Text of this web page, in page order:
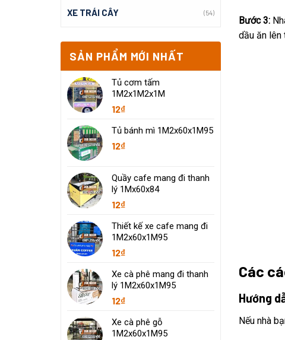
XE TRÁI CÂY (54)
SẢN PHẨM MỚI NHẤT
Tủ cơm tấm
1M2x1M2x1M
12₫
Tủ bánh mì 1M2x60x1M95
12₫
Quầy cafe mang đi thanh
lý 1Mx60x84
12₫
Thiết kế xe cafe mang đi
1M2x60x1M95
12₫
Xe cà phê mang đi thanh
lý 1M2x60x1M95
12₫
Xe cà phê gỗ
1M2x60x1M95
Bước 3:
dầu ăn lên
Các
Hướng
Nếu nhà